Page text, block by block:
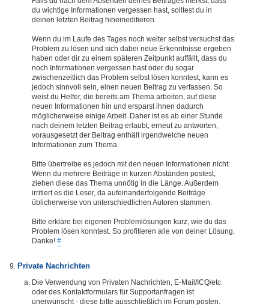
du wichtige Informationen vergessen hast, solltest du in
deinen letzten Beitrag hineineditieren.
Wenn du im Laufe des Tages noch weiter selbst versuchst das
Problem zu lösen und sich dabei neue Erkenntnisse ergeben
haben oder dir zu einem späteren Zeitpunkt auffällt, dass du
noch Informationen vergessen hast oder du sogar
zwischenzeitlich das Problem selbst lösen konntest, kann es
jedoch sinnvoll sein, einen neuen Beitrag zu verfassen. So
weist du Helfer, die bereits am Thema arbeiten, auf diese
neuen Informationen hin und ersparst ihnen dadurch
möglicherweise einige Arbeit. Daher ist es ab einer Stunde
nach deinem letzten Beitrag erlaubt, erneut zu antworten,
vorausgesetzt der Beitrag enthält irgendwelche neuen
Informationen zum Thema.
Bitte übertreibe es jedoch mit den neuen Informationen nicht:
Wenn du mehrere Beiträge in kurzen Abständen postest,
ziehen diese das Thema unnötig in die Länge. Außerdem
irritiert es die Leser, da aufeinanderfolgende Beiträge
üblicherweise von unterschiedlichen Autoren stammen.
Bitte erkläre bei eigenen Problemlösungen kurz, wie du das
Problem lösen konntest. So profitieren alle von deiner Lösung.
Danke! #
Private Nachrichten
Die Verwendung von Privaten Nachrichten, E-Mail/ICQ/etc
oder des Kontaktformulars für Supportanfragen ist
unerwünscht - diese bitte ausschließlich im Forum posten.